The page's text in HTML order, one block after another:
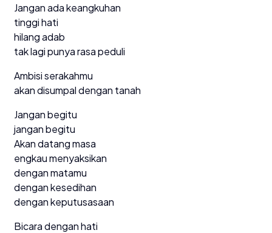
Jangan ada keangkuhan
tinggi hati
hilang adab
tak lagi punya rasa peduli
Ambisi serakahmu
akan disumpal dengan tanah
Jangan begitu
jangan begitu
Akan datang masa
engkau menyaksikan
dengan matamu
dengan kesedihan
dengan keputusasaan
Bicara dengan hati